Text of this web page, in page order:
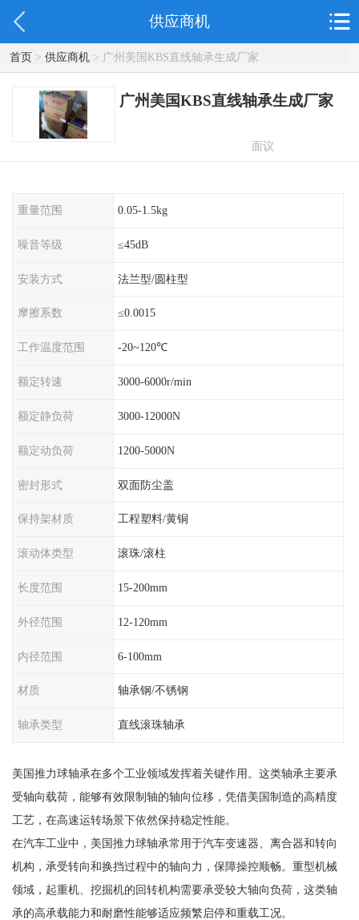
供应商机
首页> 供应商机> 广州美国KBS直线轴承生成厂家
广州美国KBS直线轴承生成厂家
面议
重量范围 0.05-1.5kg
噪音等级 ≤45dB
安装方式 法兰型/圆柱型
摩擦系数 ≤0.0015
工作温度范围 -20~120℃
额定转速 3000-6000r/min
额定静负荷 3000-12000N
额定动负荷 1200-5000N
密封形式 双面防尘盖
保持架材质 工程塑料/黄铜
滚动体类型 滚珠/滚柱
长度范围 15-200mm
外径范围 12-120mm
内径范围 6-100mm
材质 轴承钢/不锈钢
轴承类型 直线滚珠轴承
美国推力球轴承在多个工业领域发挥着关键作用。这类轴承主要承
受轴向载荷，能够有效限制轴的轴向位移，凭借美国制造的高精度
工艺，在高速运转场景下依然保持稳定性能。
在汽车工业中，美国推力球轴承常用于汽车变速器、离合器和转向
机构，承受转向和换挡过程中的轴向力，保障操控顺畅。重型机械
领域，起重机、挖掘机的回转机构需要承受较大轴向负荷，这类轴
承的高承载能力和耐磨性能够适应频繁启停和重载工况。